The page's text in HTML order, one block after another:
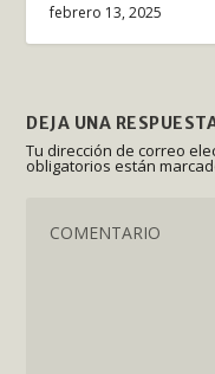
febrero 13, 2025
DEJA UNA
Tu dirección de correo
obligatorios están